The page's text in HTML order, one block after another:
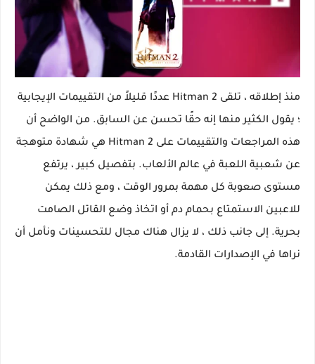
منذ إطلاقه ، تلقى Hitman 2 عددًا قليلاً من التقييمات الإيجابية
؛ يقول الكثير منها إنه حقًا تحسن عن السابق. من الواضح أن
هذه المراجعات والتقييمات على Hitman 2 هي شهادة متوهجة
عن شعبية اللعبة في عالم الألعاب. بتفصيل كبير ، يرتفع
مستوى صعوبة كل مهمة بمرور الوقت ، ومع ذلك يمكن
للاعبين الاستمتاع بحمام دم أو اتخاذ وضع القاتل الصامت
بحرية. إلى جانب ذلك ، لا يزال هناك مجال للتحسينات ونأمل أن
نراها في الإصدارات القادمة.